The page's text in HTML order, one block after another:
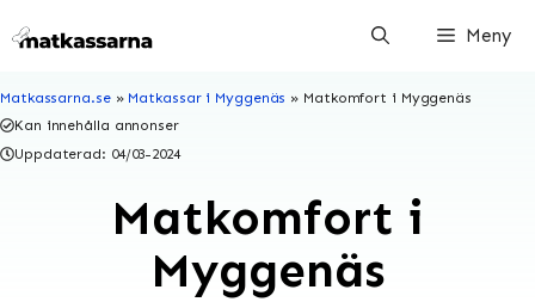
till
Meny
Matkassarna.se» Matkassar i Myggenäs » Matkomfort i Myggenäs
Kan innehålla annonser
Uppdaterad: 04/03-2024
Matkomfort i
Myggenäs